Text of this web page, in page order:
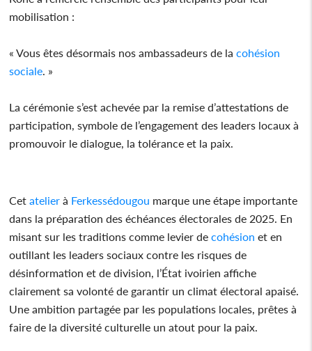
mobilisation :
« Vous êtes désormais nos ambassadeurs de la cohésion
sociale . »
La cérémonie s’est achevée par la remise d’attestations de
participation, symbole de l’engagement des leaders locaux à
promouvoir le dialogue, la tolérance et la paix.
Cet atelier à Ferkessédougou marque une étape importante
dans la préparation des échéances électorales de 2025. En
misant sur les traditions comme levier de cohésion et en
outillant les leaders sociaux contre les risques de
désinformation et de division, l’État ivoirien affiche
clairement sa volonté de garantir un climat électoral apaisé.
Une ambition partagée par les populations locales, prêtes à
faire de la diversité culturelle un atout pour la paix.